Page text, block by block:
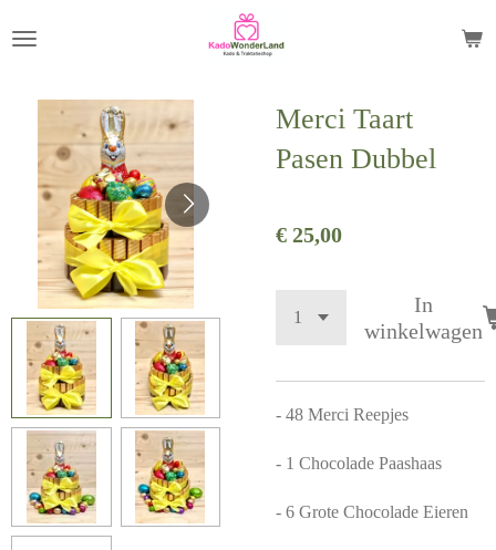
hoofdinhoud
Merci Taart
Pasen Dubbel
€ 25,00
In
winkelwagen
- 48 Merci Reepjes
- 1 Chocolade Paashaas
- 6 Grote Chocolade Eieren